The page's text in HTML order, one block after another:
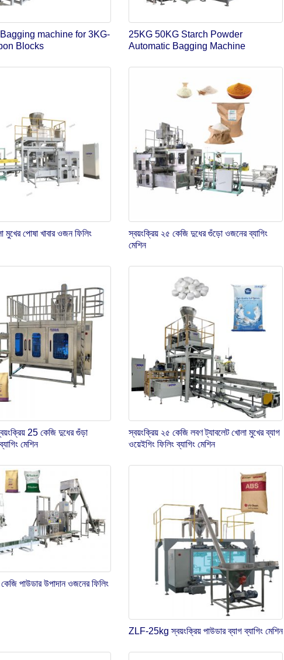
machine for 3KG-
Blocks
25KG 50KG Starch Powder
Automatic Bagging Machine
মুখের পোষা খাবার ওজন ফিলিং
স্বয়ংক্রিয় ২৫ কেজি দুধের গুঁড়ো ওজনের ব্যাগিং
মেশিন
25 কেজি দুধের গুঁড়া
মেশিন
স্বয়ংক্রিয় ২৫ কেজি লবণ ট্যাবলেট খোলা মুখের ব্যাগ
ওয়েইগিং ফিলিং ব্যাগিং মেশিন
পাউডার উপাদান ওজনের ফিলিং
ZLF-25kg স্বয়ংক্রিয় পাউডার ব্যাগ ব্যাগিং মেশিন